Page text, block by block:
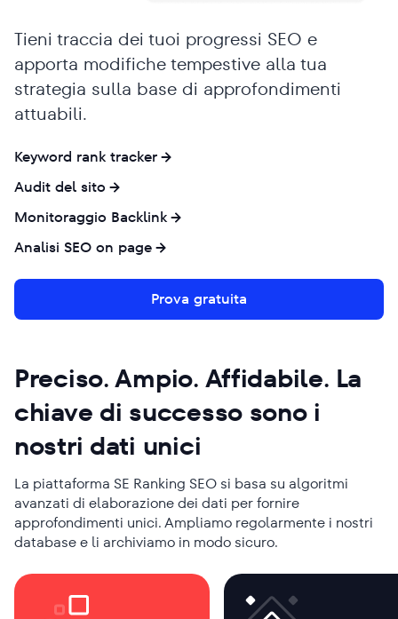
Tieni traccia dei tuoi progressi SEO e
apporta modifiche tempestive alla tua
strategia sulla base di approfondimenti
attuabili.
Keyword rank tracker
Audit del sito
Monitoraggio Backlink
Analisi SEO on page
Prova gratuita
Preciso. Ampio. Affidabile. La
chiave di successo sono i
nostri dati unici
La piattaforma SE Ranking SEO si basa su algoritmi
avanzati di elaborazione dei dati per fornire
approfondimenti unici. Ampliamo regolarmente i nostri
database e li archiviamo in modo sicuro.